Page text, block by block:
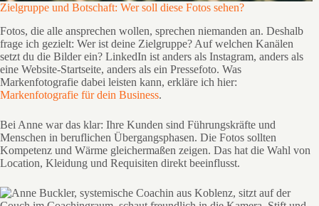
Zielgruppe und Botschaft: Wer soll diese Fotos sehen?
Fotos, die alle ansprechen wollen, sprechen niemanden an. Deshalb
frage ich gezielt: Wer ist deine Zielgruppe? Auf welchen Kanälen
setzt du die Bilder ein? LinkedIn ist anders als Instagram, anders als
eine Website-Startseite, anders als ein Pressefoto. Was
Markenfotografie dabei leisten kann, erkläre ich hier:
Markenfotografie für dein Business.
Bei Anne war das klar: Ihre Kunden sind Führungskräfte und
Menschen in beruflichen Übergangsphasen. Die Fotos sollten
Kompetenz und Wärme gleichermaßen zeigen. Das hat die Wahl von
Location, Kleidung und Requisiten direkt beeinflusst.